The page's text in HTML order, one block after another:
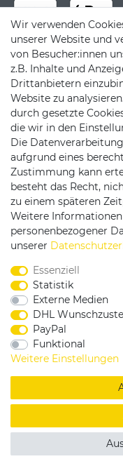
Versandpartner
Service &
Rufen Sie uns
0375 -
Widerrufsrecht |
Wir verwenden
unserer Website und
von Besucher:innen
z.B. Inhalte und
Drittanbietern
Website zu
durch gesetzte
die wir in den
Die
aufgrund eines
Zustimmung kann
besteht das Recht,
zu einem späteren
Weitere
personenbezogener
unserer
Essenziell
Statistik
Externe Medien
DHL
PayPal
Funktional
Weitere Einstellungen